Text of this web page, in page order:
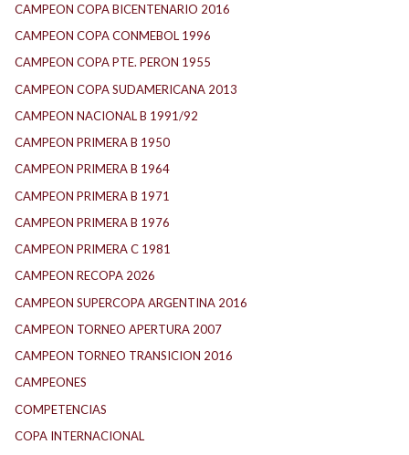
CAMPEON COPA BICENTENARIO 2016
CAMPEON COPA CONMEBOL 1996
CAMPEON COPA PTE. PERON 1955
CAMPEON COPA SUDAMERICANA 2013
CAMPEON NACIONAL B 1991/92
CAMPEON PRIMERA B 1950
CAMPEON PRIMERA B 1964
CAMPEON PRIMERA B 1971
CAMPEON PRIMERA B 1976
CAMPEON PRIMERA C 1981
CAMPEON RECOPA 2026
CAMPEON SUPERCOPA ARGENTINA 2016
CAMPEON TORNEO APERTURA 2007
CAMPEON TORNEO TRANSICION 2016
CAMPEONES
COMPETENCIAS
COPA INTERNACIONAL